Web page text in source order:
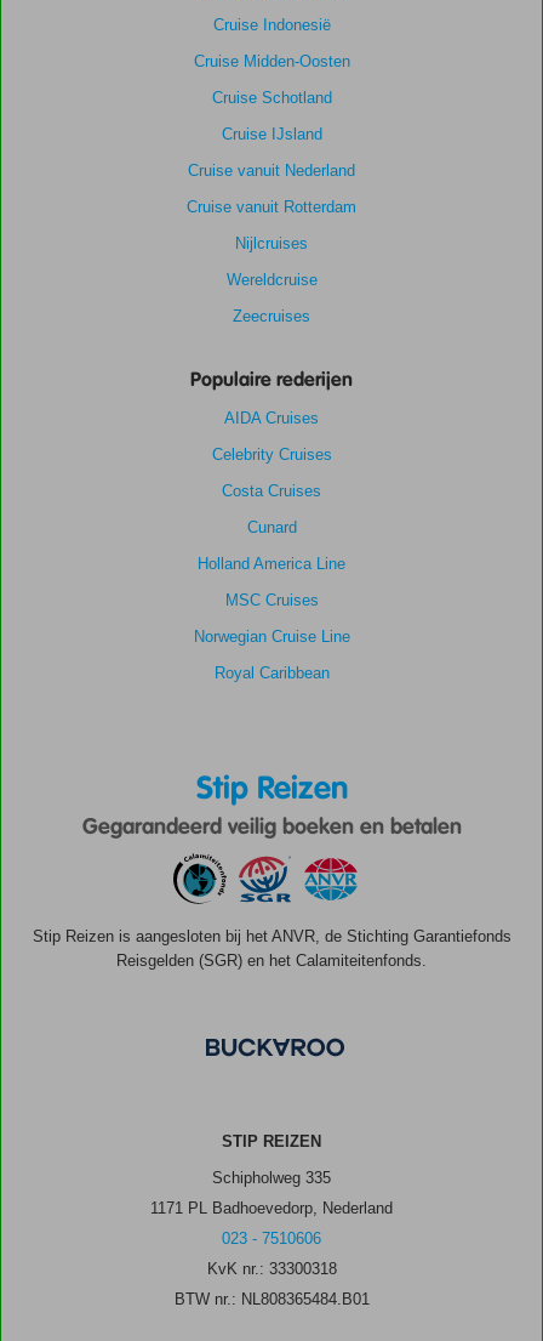
Cruise Indonesië
Cruise Midden-Oosten
Cruise Schotland
Cruise IJsland
Cruise vanuit Nederland
Cruise vanuit Rotterdam
Nijlcruises
Wereldcruise
Zeecruises
Populaire rederijen
AIDA Cruises
Celebrity Cruises
Costa Cruises
Cunard
Holland America Line
MSC Cruises
Norwegian Cruise Line
Royal Caribbean
Stip Reizen
Gegarandeerd veilig boeken en betalen
Stip Reizen is aangesloten bij het ANVR, de Stichting Garantiefonds
Reisgelden (SGR) en het Calamiteitenfonds.
STIP REIZEN
Schipholweg 335
1171 PL Badhoevedorp, Nederland
023 - 7510606
KvK nr.: 33300318
BTW nr.: NL808365484.B01